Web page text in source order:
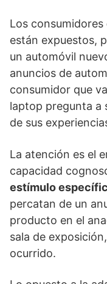
Los consumidores
están expuestos,
un automóvil
anuncios de
consumidor que
laptop pregunta a
de sus
La atención es el
capacidad
estímulo
percatan de un
producto en el
sala de
ocurrido.